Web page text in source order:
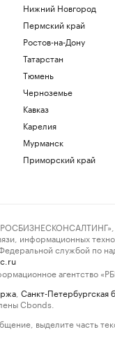
Нижний Новгород
Пермский край
Ростов-на-Дону
Татарстан
Тюмень
Черноземье
Кавказ
Карелия
Мурманск
Приморский край
информационных
службой по
агентство
Санкт-Петербургская
Cbonds.
выделите часть